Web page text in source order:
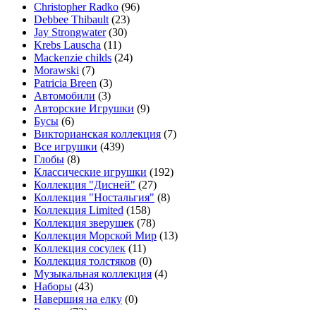
Christopher Radko (96)
Debbee Thibault (23)
Jay Strongwater (30)
Krebs Lauscha (11)
Mackenzie childs (24)
Morawski (7)
Patricia Breen (3)
Автомобили (3)
Авторские Игрушки (9)
Бусы (6)
Викторианская коллекция (7)
Все игрушки (439)
Глобы (8)
Классические игрушки (192)
Коллекция "Дисней" (27)
Коллекция "Ностальгия" (8)
Коллекция Limited (158)
Коллекция зверушек (78)
Коллекция Морской Мир (13)
Коллекция сосулек (11)
Коллекция толстяков (0)
Музыкальная коллекция (4)
Наборы (43)
Навершия на елку (0)